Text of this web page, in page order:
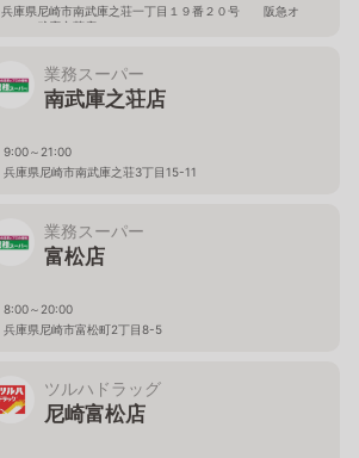
兵庫県尼崎市南武庫之荘一丁目１９番２０号 阪急オ
アシス武庫之荘店２Ｆ
業務スーパー
南武庫之荘店
9:00～21:00
兵庫県尼崎市南武庫之荘3丁目15-11
業務スーパー
富松店
8:00～20:00
兵庫県尼崎市富松町2丁目8-5
ツルハドラッグ
尼崎富松店